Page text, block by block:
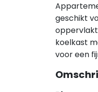
geschikt
koelkast
voor een